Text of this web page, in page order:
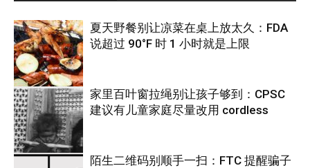
热点
夏天野餐别让凉菜在桌上放太久：FDA
说超过 90°F 时 1 小时就是上限
家里百叶窗拉绳别让孩子够到：CPSC
建议有儿童家庭尽量改用 cordless
陌生二维码别顺手一扫：FTC 提醒骗子